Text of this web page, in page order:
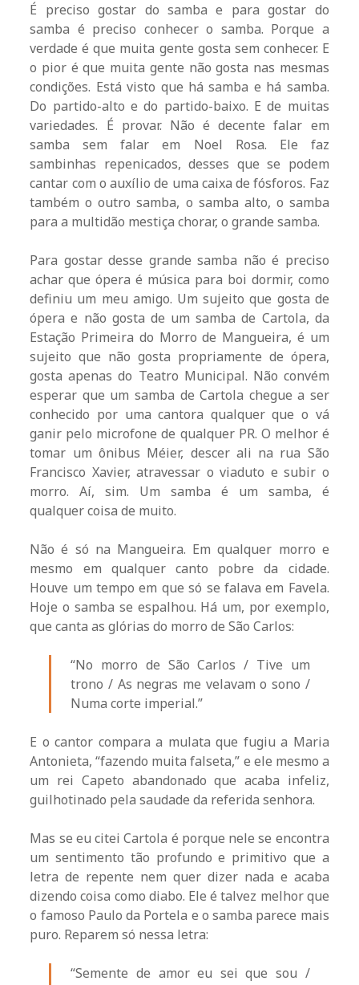
É preciso gostar do samba e para gostar do
samba é preciso conhecer o samba. Porque a
verdade é que muita gente gosta sem conhecer. E
o pior é que muita gente não gosta nas mesmas
condições. Está visto que há samba e há samba.
Do partido-alto e do partido-baixo. E de muitas
variedades. É provar. Não é decente falar em
samba sem falar em Noel Rosa. Ele faz
sambinhas repenicados, desses que se podem
cantar com o auxílio de uma caixa de fósforos. Faz
também o outro samba, o samba alto, o samba
para a multidão mestiça chorar, o grande samba.
Para gostar desse grande samba não é preciso
achar que ópera é música para boi dormir, como
definiu um meu amigo. Um sujeito que gosta de
ópera e não gosta de um samba de Cartola, da
Estação Primeira do Morro de Mangueira, é um
sujeito que não gosta propriamente de ópera,
gosta apenas do Teatro Municipal. Não convém
esperar que um samba de Cartola chegue a ser
conhecido por uma cantora qualquer que o vá
ganir pelo microfone de qualquer PR. O melhor é
tomar um ônibus Méier, descer ali na rua São
Francisco Xavier, atravessar o viaduto e subir o
morro. Aí, sim. Um samba é um samba, é
qualquer coisa de muito.
Não é só na Mangueira. Em qualquer morro e
mesmo em qualquer canto pobre da cidade.
Houve um tempo em que só se falava em Favela.
Hoje o samba se espalhou. Há um, por exemplo,
que canta as glórias do morro de São Carlos:
“No morro de São Carlos / Tive um
trono / As negras me velavam o sono /
Numa corte imperial.”
E o cantor compara a mulata que fugiu a Maria
Antonieta, “fazendo muita falseta,” e ele mesmo a
um rei Capeto abandonado que acaba infeliz,
guilhotinado pela saudade da referida senhora.
Mas se eu citei Cartola é porque nele se encontra
um sentimento tão profundo e primitivo que a
letra de repente nem quer dizer nada e acaba
dizendo coisa como diabo. Ele é talvez melhor que
o famoso Paulo da Portela e o samba parece mais
puro. Reparem só nessa letra:
“Semente de amor eu sei que sou /